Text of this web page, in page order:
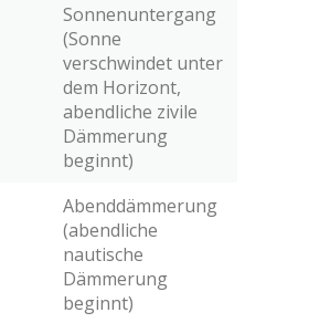
Sonnenuntergang
(Sonne
verschwindet unter
dem Horizont,
abendliche zivile
Dämmerung
beginnt)
Abenddämmerung
(abendliche
nautische
Dämmerung
beginnt)